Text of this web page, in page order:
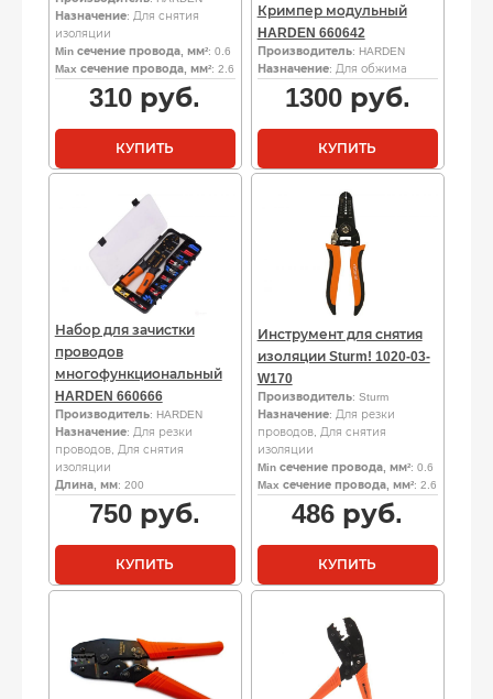
Назначение: Для снятия
изоляции
Min сечение провода, мм²: 0.6
Max сечение провода, мм²: 2.6
310 руб.
КУПИТЬ
Кримпер модульный
HARDEN 660642
Производитель: HARDEN
Назначение: Для обжима
1300руб.
КУПИТЬ
Набор для зачистки
проводов
многофункциональный
HARDEN 660666
Производитель: HARDEN
Назначение: Для резки
проводов, Для снятия
изоляции
Длина, мм: 200
750 руб.
КУПИТЬ
Инструмент для снятия
изоляции Sturm! 1020-03-
W170
Производитель: Sturm
Назначение: Для резки
проводов, Для снятия
изоляции
Min сечение провода, мм²: 0.6
Max сечение провода, мм²: 2.6
486 руб.
КУПИТЬ